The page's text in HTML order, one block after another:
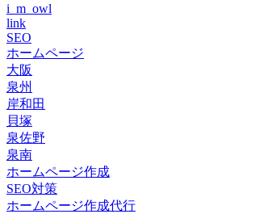
i_m_owl
link
SEO
ホームページ
大阪
泉州
岸和田
貝塚
泉佐野
泉南
ホームページ作成
SEO対策
ホームページ作成代行